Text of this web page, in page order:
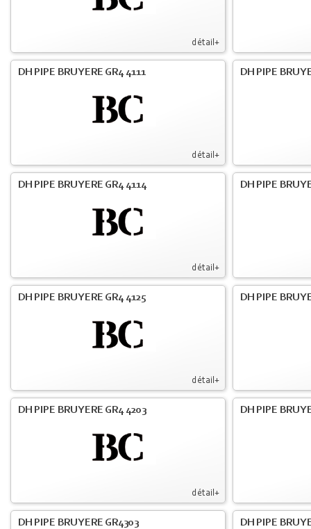
détail+
détail+
DH PIPE BRUYERE GR4 4111 DH PIPE
détail+
DH PIPE BRUYERE GR4 4114 DH PIPE
détail+
DH PIPE BRUYERE GR4 4125 DH PIPE
détail+
DH PIPE BRUYERE GR4 4203 DH PIPE
DH PIPE BRUYERE GR4303 DH PIPE